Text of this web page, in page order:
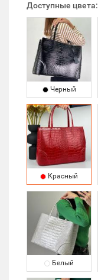
Доступные цвета:
Черный
Красный
Белый